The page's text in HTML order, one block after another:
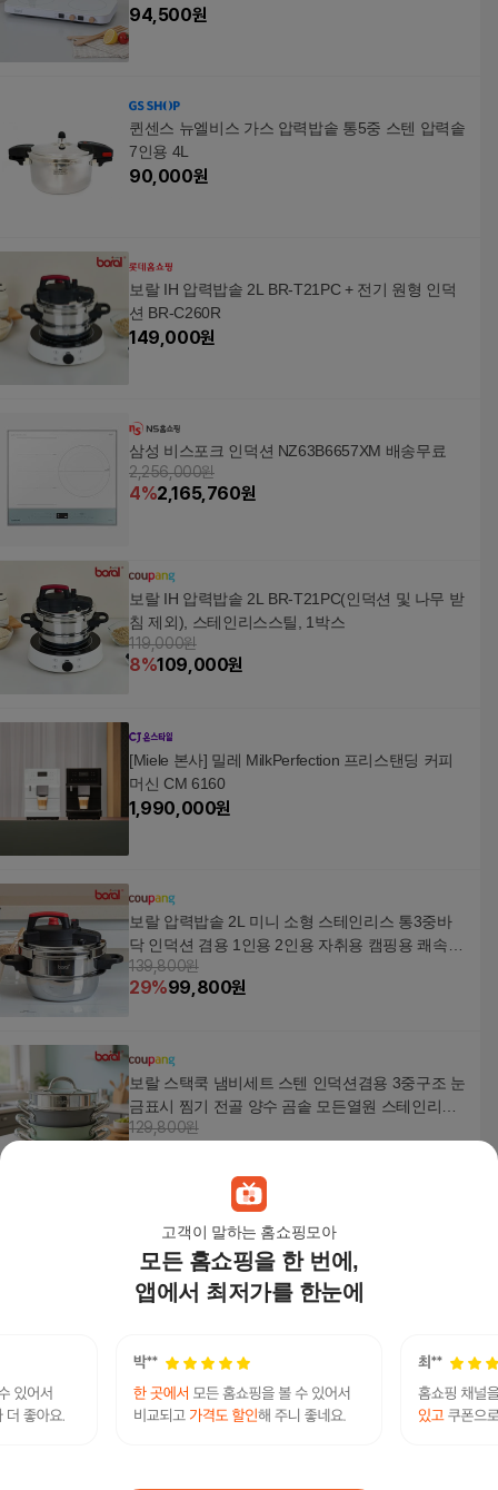
고객이 말하는 홈쇼핑모아
모든 홈쇼핑을 한 번에,
앱에서 최저가를 한눈에
94,500원
퀸센스 뉴엘비스 가스 압력밥솥 통5중 스텐 압력솥
7인용 4L
90,000원
보랄 IH 압력밥솥 2L BR-T21PC + 전기 원형 인덕
션 BR-C260R
149,000원
삼성 비스포크 인덕션 NZ63B6657XM 배송무료
2,256,000원
4%2,165,760원
보랄 IH 압력밥솥 2L BR-T21PC(인덕션 및 나무 받
침 제외), 스테인리스스틸, 1박스
119,000원
8%109,000원
[Miele 본사] 밀레 MilkPerfection 프리스탠딩 커피
머신 CM 6160
1,990,000원
보랄 압력밥솥 2L 미니 소형 스테인리스 통3중바
닥 인덕션 겸용 1인용 2인용 자취용 캠핑용 쾌속취
사 BR-PC210 BR-T22PC, 1개, 압력밥솥(대나무 받
침대 X)
139,800원
29%99,800원
보랄 스택쿡 냄비세트 스텐 인덕션겸용 3중구조 눈
금표시 찜기 전골 양수 곰솥 모든열원 스테인리스
스틸 BR-SQ2005P, 1개, 22cm 냄비 3종(전골+양수
129,800원
가이타이너 압력솥 스티머
9,500원
랄인덕션 연관검색어
인덕션 WPU-IAC414S